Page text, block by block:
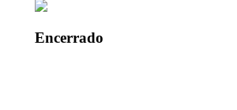
Encerrado